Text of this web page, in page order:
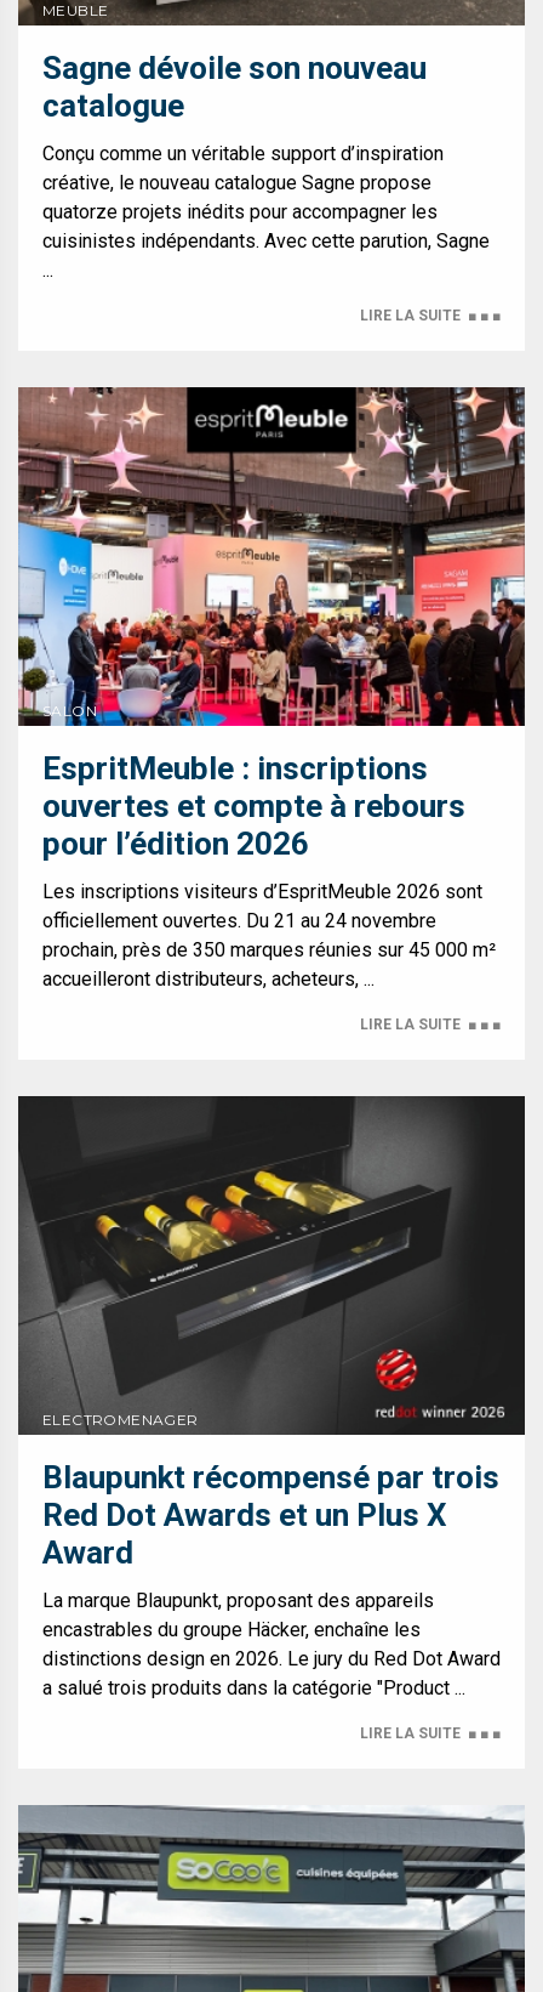
MEUBLE
Sagne dévoile son nouveau
catalogue
Conçu comme un véritable support d’inspiration
créative, le nouveau catalogue Sagne propose
quatorze projets inédits pour accompagner les
cuisinistes indépendants. Avec cette parution, Sagne
...
LIRE LA SUITE ■ ■ ■
SALON
EspritMeuble : inscriptions
ouvertes et compte à rebours
pour l’édition 2026
Les inscriptions visiteurs d’EspritMeuble 2026 sont
officiellement ouvertes. Du 21 au 24 novembre
prochain, près de 350 marques réunies sur 45 000 m²
accueilleront distributeurs, acheteurs, ...
LIRE LA SUITE ■ ■ ■
ELECTROMENAGER
Blaupunkt récompensé par trois
Red Dot Awards et un Plus X
Award
La marque Blaupunkt, proposant des appareils
encastrables du groupe Häcker, enchaîne les
distinctions design en 2026. Le jury du Red Dot Award
a salué trois produits dans la catégorie "Product ...
LIRE LA SUITE ■ ■ ■